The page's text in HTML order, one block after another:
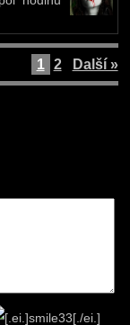
1 2 Další »